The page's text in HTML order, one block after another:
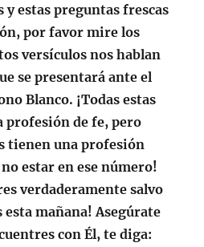
estas preguntas frescas
por favor mire los
versículos nos hablan
se presentará ante el
Blanco. ¡Todas estas
profesión de fe, pero
tienen una profesión
estar en ese número!
verdaderamente salvo
esta mañana! Asegúrate
con Él, te diga: